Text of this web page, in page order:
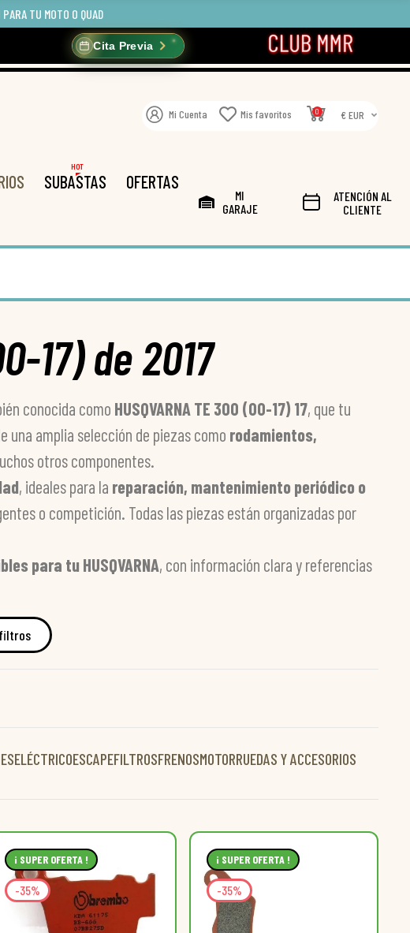
TU MOTO O QUAD
Cita Previa
Mi Cuenta Mis favoritos 0 € EUR
SUBASTAS
HOT
OFERTAS
MI
GARAJE
ATENCIÓN AL
CLIENTE
17) de 2017
conocida como HUSQVARNA TE 300 (00-17) 17, que tu
amplia selección de piezas como rodamientos,
otros componentes.
, ideales para la reparación, mantenimiento periódico o
o competición. Todas las piezas están organizadas por
para tu HUSQVARNA, con información clara y referencias
ELÉCTRICOESCAPEFILTROSFRENOSMOTORRUEDAS Y ACCESORIOS
¡ SUPER OFERTA !
-35%
¡ SUPER OFERTA !
-35%